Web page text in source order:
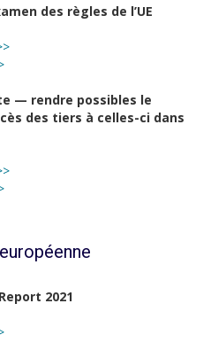
des règles de l’UE
— rendre possibles le
des tiers à celles-ci dans
2021